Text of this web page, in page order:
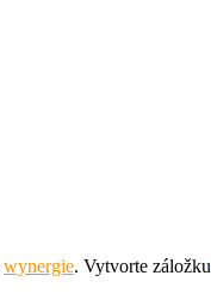
wynergie. Vytvorte záložku